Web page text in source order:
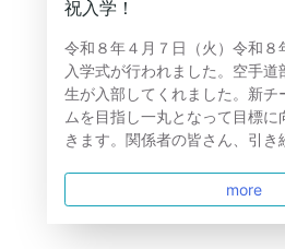
祝入学！
令和８年４月７日（火）令和
入学式が行われました。空手道
生が入部してくれました。新チ
ムを目指し一丸となって目標
きます。関係者の皆さん、引
more